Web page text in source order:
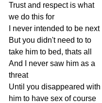
Trust and respect is what
we do this for
never intended to be next
But you didn't need to to
take him to bed, thats all
And
never saw him as a
threat
Until you disappeared with
him to have sex of course